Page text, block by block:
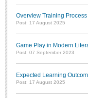
Overview Training
Post: 17 August 2025
Game Play in Modern
Post: 07 September 2023
Expected Learning
Post: 17 August 2025